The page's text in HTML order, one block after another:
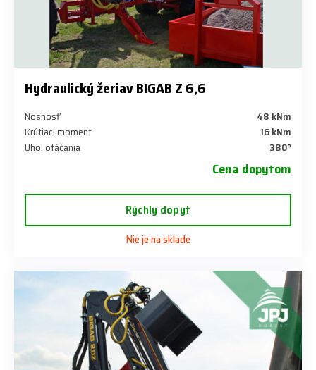
Hydraulický žeriav BIGAB Z 6,6
Nosnosť
48 kNm
Krútiaci moment
16 kNm
Uhol otáčania
380°
Cena dopytom
Rýchly dopyt
Nie je na sklade